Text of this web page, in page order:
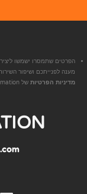
הפרטים שתמסרו ישמשו
מענה לפנייתכם ושיפור
מדיניות הפרטיות של Breeze Animation.